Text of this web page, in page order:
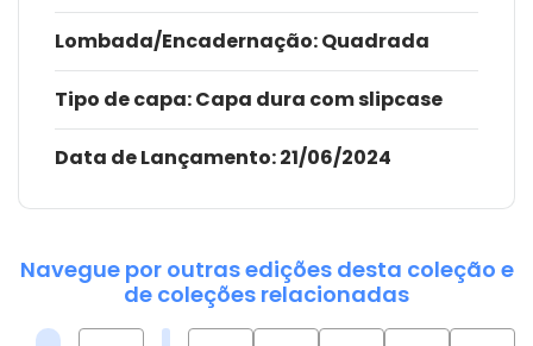
Lombada/Encadernação: Quadrada
Tipo de capa:Capa dura com slipcase
Data de Lançamento:21/06/2024
Navegue por outras edições desta coleção e
de coleções relacionadas